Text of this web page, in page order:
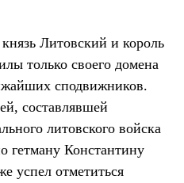
Литовский и король
только своего домена
сподвижников.
составлявшей
литовского войска
гетману Константину
успел отметиться